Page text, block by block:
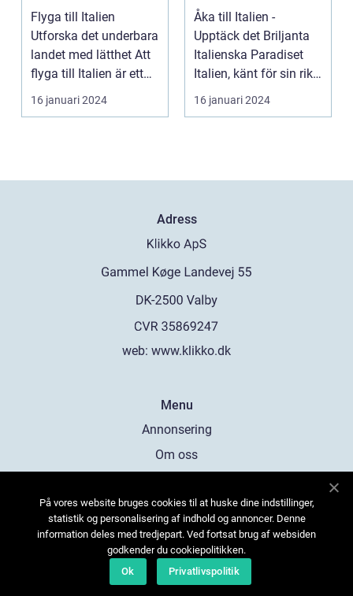
Flyga till Italien
Utforska det underbara
landet med lätthet Att
flyga till Italien är ett
fantast...
16 januari 2024
Paradiset
Åka till Italien -
Upptäck det Briljanta
Italienska Paradiset
Italien, känt för sin rika
historia, ...
16 januari 2024
Adress
web: www.klikko.dk
Menu
Annonsering
Om oss
Kontakta oss
Sitemap
På vores website bruges cookies til at huske dine indstillinger,
statistik og personalisering af indhold og annoncer. Denne
information deles med tredjepart. Ved fortsat brug af websiden
godkender du cookiepolitikken.
Ok
Privatlivspolitik